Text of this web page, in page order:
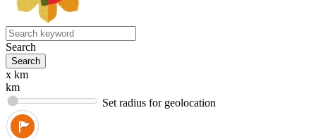
Search
x km
km
Set radius for geolocation